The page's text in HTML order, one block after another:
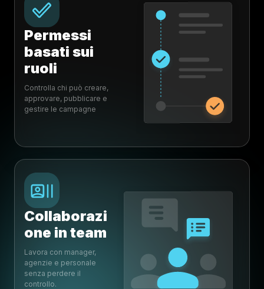
Permessi
basati sui
ruoli
Controlla chi può creare,
approvare, pubblicare e
gestire le campagne
Collaborazi
one in team
Lavora con manager,
agenzie e personale
senza perdere il
controllo.